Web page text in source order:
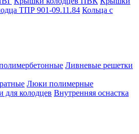
ТПР 901-09.11.84 Кольца с
Ливневые решетки
Люки полимерные
для колодцев Внутренняя оснастка